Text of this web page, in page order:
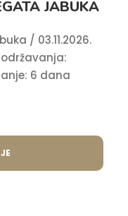
JABUKA
/ 03.11.2026.
održavanja:
6 dana